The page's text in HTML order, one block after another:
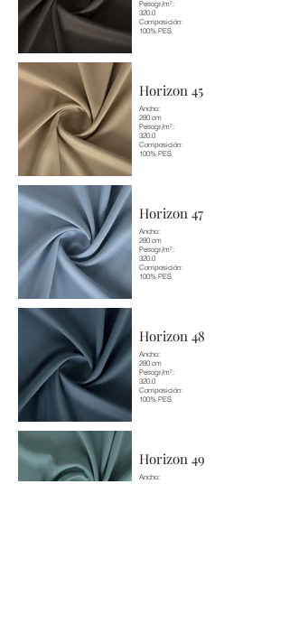
Pesogr/m²:
320.0
Composición:
100% PES
Horizon 45
Ancho:
280 cm
Pesogr/m²:
320.0
Composición:
100% PES
Horizon 47
Ancho:
280 cm
Pesogr/m²:
320.0
Composición:
100% PES
Horizon 48
Ancho:
280 cm
Pesogr/m²:
320.0
Composición:
100% PES
Horizon 49
Ancho: